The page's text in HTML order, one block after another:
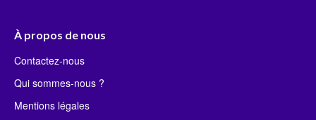
À propos de nous
Contactez-nous
Qui sommes-nous ?
Mentions légales